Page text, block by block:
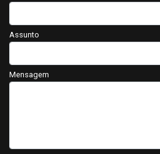
Assunto
Mensagem